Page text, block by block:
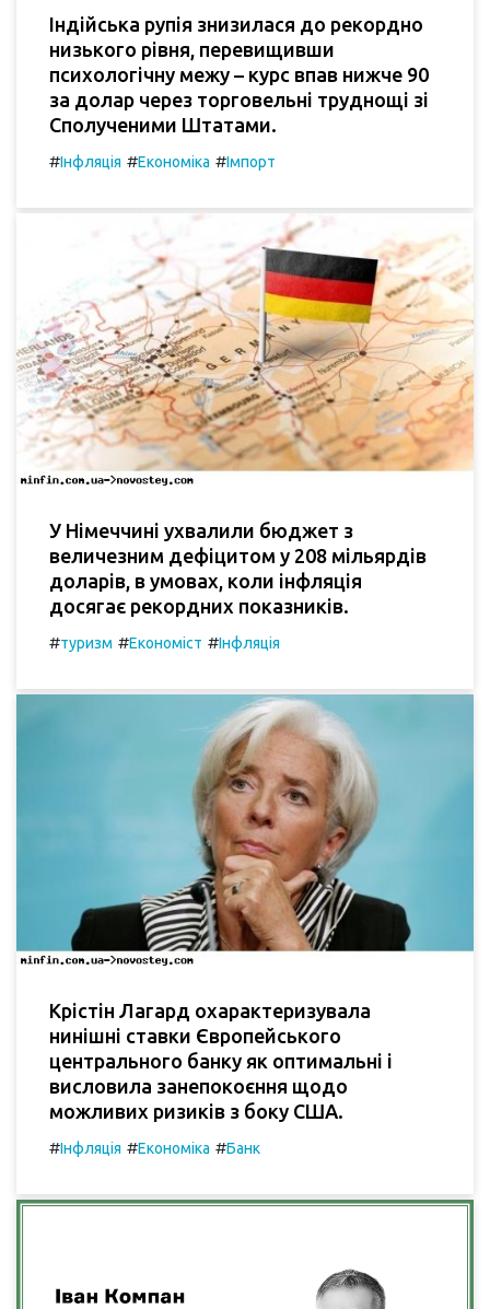
Індійська рупія знизилася до рекордно
низького рівня, перевищивши
психологічну межу – курс впав нижче 90
за долар через торговельні труднощі зі
Сполученими Штатами.
#Інфляція #Економіка #Імпорт
У Німеччині ухвалили бюджет з
величезним дефіцитом у 208 мільярдів
доларів, в умовах, коли інфляція
досягає рекордних показників.
#туризм #Економіст #Інфляція
Крістін Лагард охарактеризувала
нинішні ставки Європейського
центрального банку як оптимальні і
висловила занепокоєння щодо
можливих ризиків з боку США.
#Інфляція #Економіка #Банк